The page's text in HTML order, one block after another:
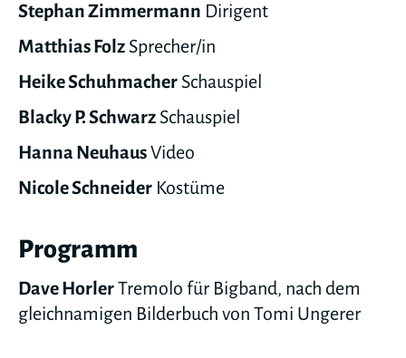
Stephan Zimmermann Dirigent
Matthias Folz Sprecher/in
Heike Schuhmacher Schauspiel
Blacky P. Schwarz Schauspiel
Hanna NeuhausVideo
Nicole Schneider Kostüme
Programm
Dave HorlerTremolo für Bigband, nach dem
gleichnamigen Bilderbuch von Tomi Ungerer